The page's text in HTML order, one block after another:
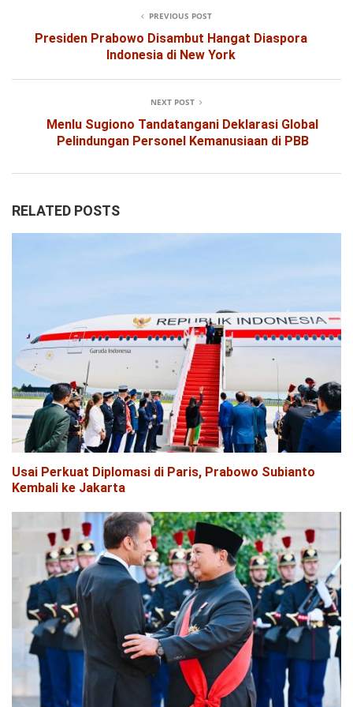
PREVIOUS POST
Presiden Prabowo Disambut Hangat Diaspora
Indonesia di New York
NEXT POST
Menlu Sugiono Tandatangani Deklarasi Global
Pelindungan Personel Kemanusiaan di PBB
RELATED POSTS
Usai Perkuat Diplomasi di Paris, Prabowo Subianto
Kembali ke Jakarta